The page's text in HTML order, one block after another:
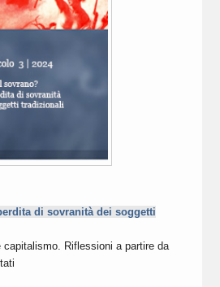
di sovranità dei soggetti
capitalismo. Riflessioni a partire da